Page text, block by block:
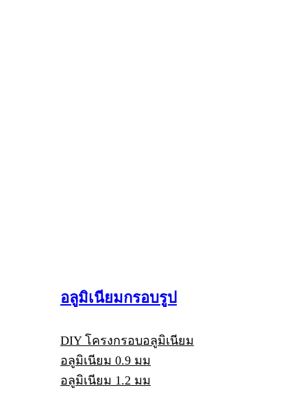
อลูมิเนียมกรอบรูป
DIY โครงกรอบอลูมิเนียม
อลูมิเนียม 0.9 มม
อลูมิเนียม 1.2 มม